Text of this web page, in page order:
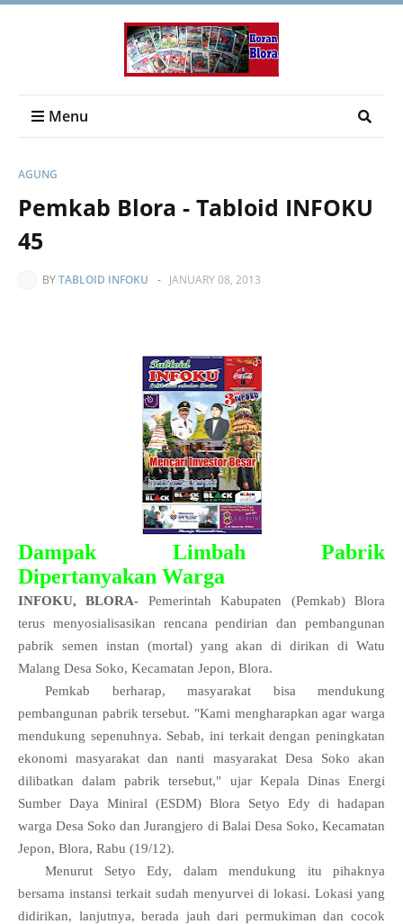
Menu
AGUNG
Pemkab Blora - Tabloid INFOKU
45
BYTABLOID INFOKU - JANUARY 08, 2013
Dampak Limbah Pabrik
Dipertanyakan Warga
INFOKU, BLORA- Pemerintah Kabupaten (Pemkab) Blora
terus menyosialisasikan rencana pendirian dan pembangunan
pabrik semen instan (mortal) yang akan di dirikan di Watu
Malang Desa Soko, Kecamatan Jepon, Blora.
Pemkab berharap, masyarakat bisa mendukung
pembangunan pabrik tersebut. "Kami mengharapkan agar warga
mendukung sepenuhnya. Sebab, ini terkait dengan peningkatan
ekonomi masyarakat dan nanti masyarakat Desa Soko akan
dilibatkan dalam pabrik tersebut," ujar Kepala Dinas Energi
Sumber Daya Miniral (ESDM) Blora Setyo Edy di hadapan
warga Desa Soko dan Jurangjero di Balai Desa Soko, Kecamatan
Jepon, Blora, Rabu (19/12).
Menurut Setyo Edy, dalam mendukung itu pihaknya
bersama instansi terkait sudah menyurvei di lokasi. Lokasi yang
didirikan, lanjutnya, berada jauh dari permukiman dan cocok